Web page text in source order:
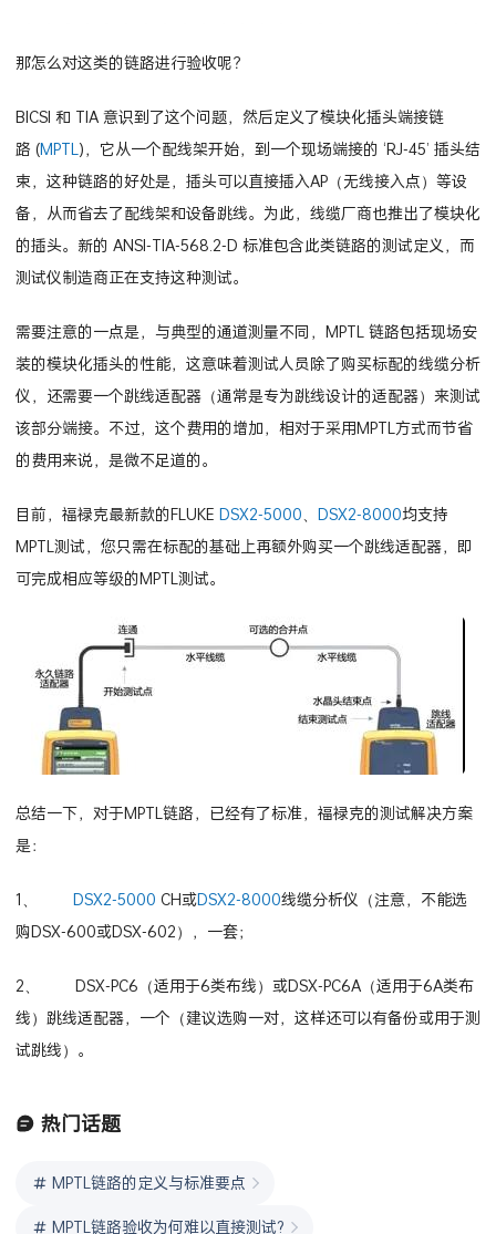
那怎么对这类的链路进行验收呢？
BICSI 和 TIA 意识到了这个问题，然后定义了模块化插头端接链
路 (MPTL )，它从一个配线架开始，到一个现场端接的 ‘RJ-45’ 插头结
束，这种链路的好处是，插头可以直接插入AP（无线接入点）等设
备，从而省去了配线架和设备跳线。为此，线缆厂商也推出了模块化
的插头。新的 ANSI-TIA-568.2-D 标准包含此类链路的测试定义，而
测试仪制造商正在支持这种测试。
需要注意的一点是，与典型的通道测量不同，MPTL 链路包括现场安
装的模块化插头的性能，这意味着测试人员除了购买标配的线缆分析
仪，还需要一个跳线适配器（通常是专为跳线设计的适配器）来测试
该部分端接。不过，这个费用的增加，相对于采用MPTL方式而节省
的费用来说，是微不足道的。
目前，福禄克最新款的FLUKE DSX2-5000 DSX2-8000均支持
MPTL测试，您只需在标配的基础上再额外购买一个跳线适配器，即
可完成相应等级的MPTL测试。
总结一下，对于MPTL链路，已经有了标准，福禄克的测试解决方案
是：
1、 DSX2-5000 CH或DSX2-8000线缆分析仪（注意，不能选
购DSX-600或DSX-602），一套；
2、 DSX-PC6（适用于6类布线）或DSX-PC6A（适用于6A类布
线）跳线适配器，一个（建议选购一对，这样还可以有备份或用于测
试跳线）。
热门话题
MPTL链路的定义与标准要点
MPTL链路验收为何难以直接测试?